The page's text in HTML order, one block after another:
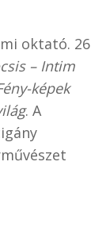
oktató. 26
– Intim
képek
. A